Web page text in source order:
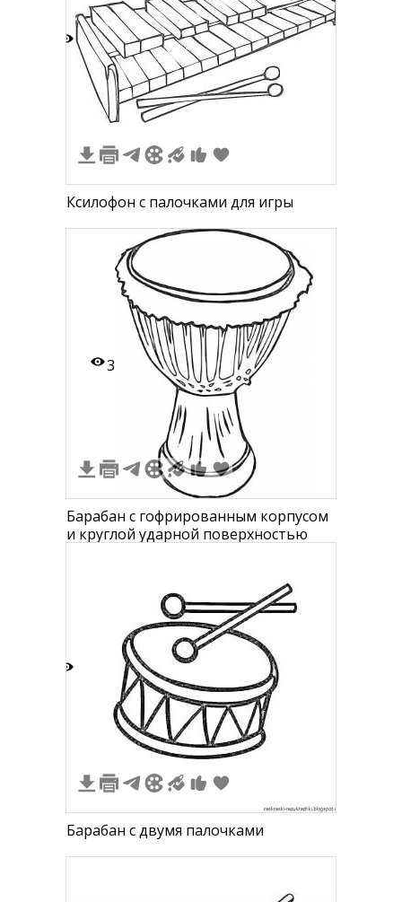
Ксилофон с палочками для игры
3
Барабан с гофрированным корпусом
и круглой ударной поверхностью
Барабан с двумя палочками